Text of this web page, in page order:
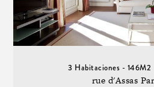
3 Habitaciones - 146M2
rue d'Assas